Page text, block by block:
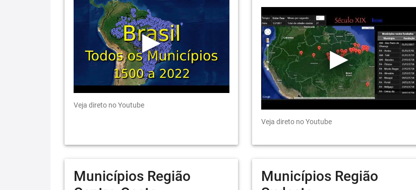
Veja direto no Youtube
Veja direto no Youtube
Municípios Região
Municípios Região